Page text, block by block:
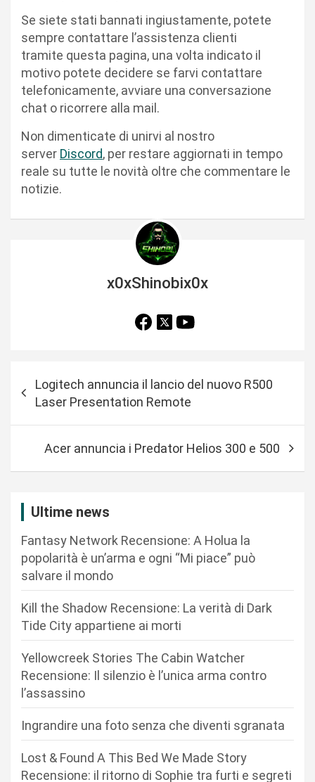
Se siete stati bannati ingiustamente, potete
sempre contattare l’assistenza clienti
tramite questa pagina, una volta indicato il
motivo potete decidere se farvi contattare
telefonicamente, avviare una conversazione
chat o ricorrere alla mail.
Non dimenticate di unirvi al nostro
server Discord, per restare aggiornati in tempo
reale su tutte le novità oltre che commentare le
notizie.
x0xShinobix0x
Logitech annuncia il lancio del nuovo R500
Laser Presentation Remote
Acer annuncia i Predator Helios 300 e 500
Ultime news
Fantasy Network Recensione: A Holua la
popolarità è un’arma e ogni “Mi piace” può
salvare il mondo
Kill the Shadow Recensione: La verità di Dark
Tide City appartiene ai morti
Yellowcreek Stories The Cabin Watcher
Recensione: Il silenzio è l’unica arma contro
l’assassino
Ingrandire una foto senza che diventi sgranata
Lost & Found A This Bed We Made Story
Recensione: il ritorno di Sophie tra furti e segreti